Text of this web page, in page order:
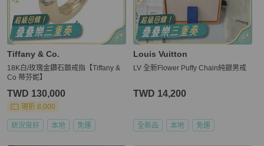
Tiffany & Co.
18K白/玫瑰金鑽石鎖戒指【Tiffany &
Co 蒂芬妮】
TWD 130,000
現折 8,000
狀況良好 本地 免運
Louis Vuitton
LV 全新Flower Puffy Chain純銀男戒
TWD 14,200
全新品 本地 免運